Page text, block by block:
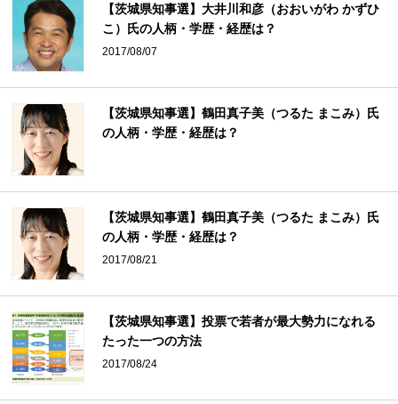
【茨城県知事選】大井川和彦（おおいがわ かずひ
こ）氏の人柄・学歴・経歴は？
2017/08/07
【茨城県知事選】鶴田真子美（つるた まこみ）氏
の人柄・学歴・経歴は？
【茨城県知事選】鶴田真子美（つるた まこみ）氏
の人柄・学歴・経歴は？
2017/08/21
【茨城県知事選】投票で若者が最大勢力になれる
たった一つの方法
2017/08/24